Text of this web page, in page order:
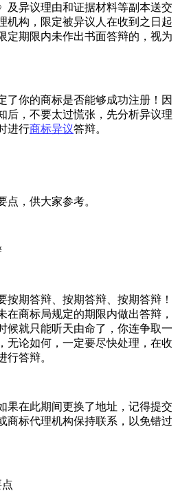
及异议理由和证据材料等副本送交
机构，限定被异议人在收到之日起
定期限内未作出书面答辩的，视为
了你的商标是否能够成功注册！因
后，不要太过慌张，先分析异议理
进行商标异议答辩。
点，供大家参考。
按期答辩、按期答辩、按期答辩！
在商标局规定的期限内做出答辩，
候就只能听天由命了，你连争取一
无论如何，一定要尽快处理，在收
行答辩。
果在此期间更换了地址，记得提交
商标代理机构保持联系，以免错过